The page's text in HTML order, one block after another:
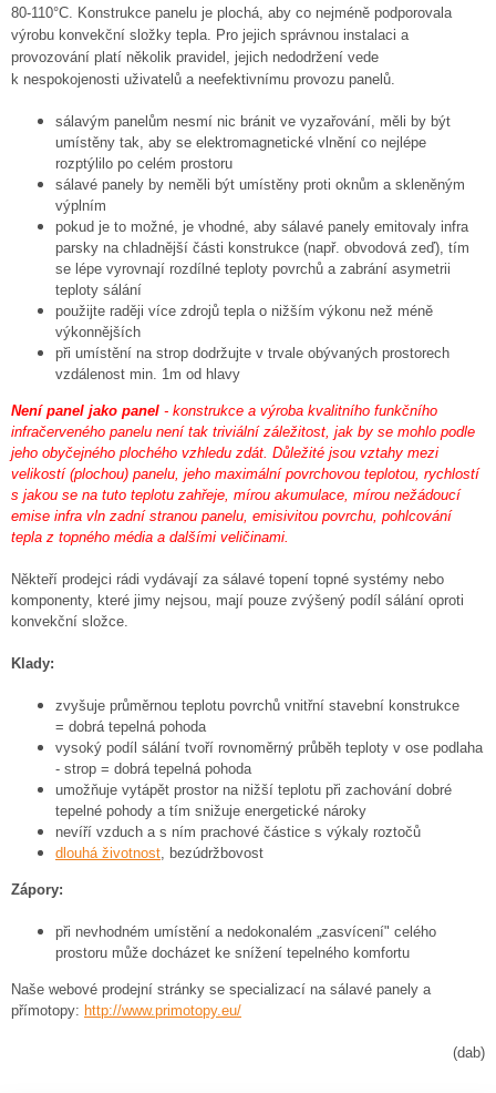
80-110°C. Konstrukce panelu je plochá, aby co nejméně podporovala
výrobu konvekční složky tepla. Pro jejich správnou instalaci a
provozování platí několik pravidel, jejich nedodržení vede
k nespokojenosti uživatelů a neefektivnímu provozu panelů.
sálavým panelům nesmí nic bránit ve vyzařování, měli by být
umístěny tak, aby se elektromagnetické vlnění co nejlépe
rozptýlilo po celém prostoru
sálavé panely by neměli být umístěny proti oknům a skleněným
výplním
pokud je to možné, je vhodné, aby sálavé panely emitovaly infra
parsky na chladnější části konstrukce (např. obvodová zeď), tím
se lépe vyrovnají rozdílné teploty povrchů a zabrání asymetrii
teploty sálání
použijte raději více zdrojů tepla o nižším výkonu než méně
výkonnějších
při umístění na strop dodržujte v trvale obývaných prostorech
vzdálenost min. 1m od hlavy
Není panel jako panel - konstrukce a výroba kvalitního funkčního
infračerveného panelu není tak triviální záležitost, jak by se mohlo podle
jeho obyčejného plochého vzhledu zdát. Důležité jsou vztahy mezi
velikostí (plochou) panelu, jeho maximální povrchovou teplotou, rychlostí
s jakou se na tuto teplotu zahřeje, mírou akumulace, mírou nežádoucí
emise infra vln zadní stranou panelu, emisivitou povrchu, pohlcování
tepla z topného média a dalšími veličinami.
Někteří prodejci rádi vydávají za sálavé topení topné systémy nebo
komponenty, které jimy nejsou, mají pouze zvýšený podíl sálání oproti
konvekční složce.
Klady:
zvyšuje průměrnou teplotu povrchů vnitřní stavební konstrukce
= dobrá tepelná pohoda
vysoký podíl sálání tvoří rovnoměrný průběh teploty v ose podlaha
- strop = dobrá tepelná pohoda
umožňuje vytápět prostor na nižší teplotu při zachování dobré
tepelné pohody a tím snižuje energetické nároky
nevíří vzduch a s ním prachové částice s výkaly roztočů
dlouhá životnost , bezúdržbovost
Zápory:
při nevhodném umístění a nedokonalém „zasvícení" celého
prostoru může docházet ke snížení tepelného komfortu
Naše webové prodejní stránky se specializací na sálavé panely a
přímotopy: http://www.primotopy.eu/
(dab)